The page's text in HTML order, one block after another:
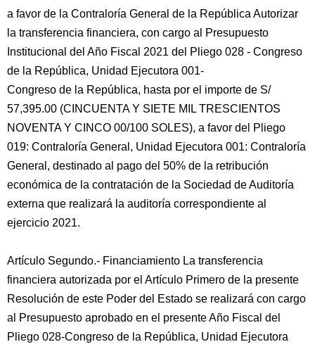
a favor de la Contraloría General de la República Autorizar
la transferencia financiera, con cargo al Presupuesto
Institucional del Año Fiscal 2021 del Pliego 028 - Congreso
de la República, Unidad Ejecutora 001-
Congreso de la República, hasta por el importe de S/
57,395.00 (CINCUENTA Y SIETE MIL TRESCIENTOS
NOVENTA Y CINCO 00/100 SOLES), a favor del Pliego
019: Contraloría General, Unidad Ejecutora 001: Contraloría
General, destinado al pago del 50% de la retribución
económica de la contratación de la Sociedad de Auditoría
externa que realizará la auditoría correspondiente al
ejercicio 2021.
Artículo Segundo.- Financiamiento La transferencia
financiera autorizada por el Artículo Primero de la presente
Resolución de este Poder del Estado se realizará con cargo
al Presupuesto aprobado en el presente Año Fiscal del
Pliego 028-Congreso de la República, Unidad Ejecutora